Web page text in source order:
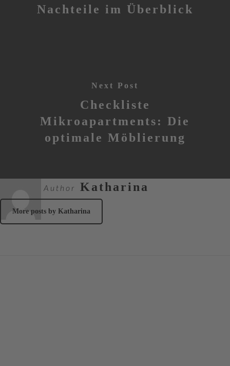
Nachteile im Überblick
Next Post
Checkliste
Mikroapartments: Die
optimale Möblierung
Author Katharina
More posts by Katharina